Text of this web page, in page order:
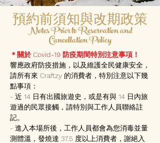
預約前須知與改期政策
Notes Prior to Reservation and
Cancellation Policy
＊關於 Covid-19 防疫期間特別注意事項！
響應政府防疫措施，以及維護全民健康安全，
請所有來 Craftzy 的消費者，特別注意以下幾
點事項：
- 近 14 日有出國旅遊史，或是有與 14 日內旅
遊過的民眾接觸，請特別與工作人員聯絡註
記。
- 進入本場所後，工作人員都會為您消毒並量
測體溫，發燒達 37.5 度以上消費者，謝絕入